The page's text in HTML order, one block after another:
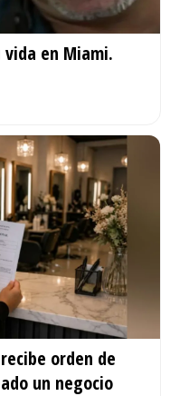
en Miami.
orden de
un negocio